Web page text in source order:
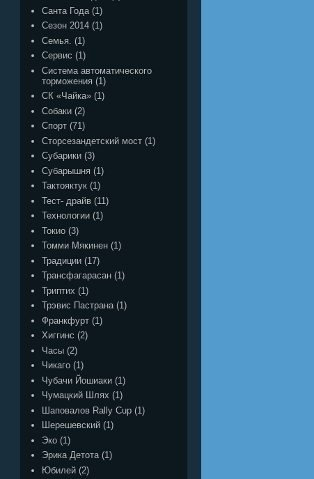
Санта Года (1)
Сезон 2014 (1)
Семья. (1)
Сервис (1)
Система автоматического
торможения (1)
СК «Чайка» (1)
Собаки (2)
Спорт (71)
Сторсезандетский мост (1)
Субарики (3)
Субарышня (1)
Тактояктук (1)
Тест- драйв (11)
Технологии (1)
Токио (3)
Томми Мякинен (1)
Традиции (17)
Трансфагарасан (1)
Триптих (1)
Трэвис Пастрана (1)
Франкфурт (1)
Хиггинс (2)
Часы (2)
Чикаго (1)
Чубачи Йошиаки (1)
Чумацкий Шлях (1)
Шаповалов Rally Cup (1)
Шерешевский (1)
Эко (1)
Эрика Детота (1)
Юбилей (2)